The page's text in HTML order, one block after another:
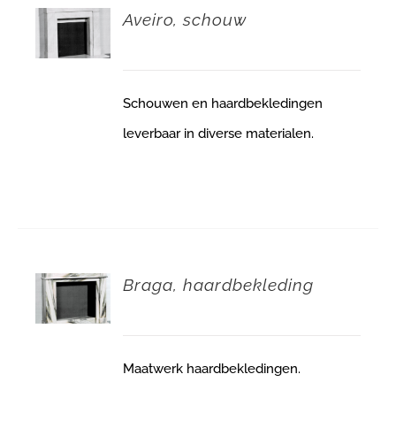
Aveiro, schouw
Schouwen en haardbekledingen
leverbaar in diverse materialen.
Braga, haardbekleding
Maatwerk haardbekledingen.